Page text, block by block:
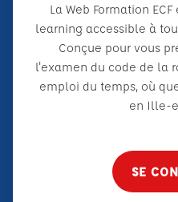
La Web Formation
learning accessible à
Conçue pour vous
l'examen du code de la
emploi du temps, où
en Ille-
SE